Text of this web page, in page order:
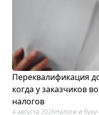
Переквалификация
когда у заказчиков
налогов
4 августа 2026Налоги и